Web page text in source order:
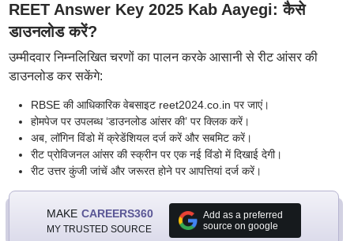
REET Answer Key 2025 Kab Aayegi: कैसे
डाउनलोड करें?
उम्मीदवार निम्नलिखित चरणों का पालन करके आसानी से रीट आंसर की
डाउनलोड कर सकेंगे:
RBSE की आधिकारिक वेबसाइट reet2024.co.in पर जाएं।
होमपेज पर उपलब्ध ‘डाउनलोड आंसर की’ पर क्लिक करें।
अब, लॉगिन विंडो में क्रेडेंशियल दर्ज करें और सबमिट करें।
रीट प्रोविजनल आंसर की स्क्रीन पर एक नई विंडो में दिखाई देगी।
रीट उत्तर कुंजी जांचें और जरूरत होने पर आपत्तियां दर्ज करें।
MAKE CAREERS360
MY TRUSTED SOURCE
Add as a preferred
source on google